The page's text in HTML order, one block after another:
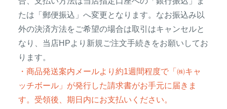
たは「郵便振込」へ変更となります。なお振込み以
外の決済方法をご希望の場合は取引はキャンセルと
なり、当店HPより新規ご注文手続きをお願いしてお
ります。
・商品発送案内メールより約1週間程度で「㈱キャ
ッチボール」が発行した請求書がお手元に届きま
す。受領後、期日内にお支払いください。